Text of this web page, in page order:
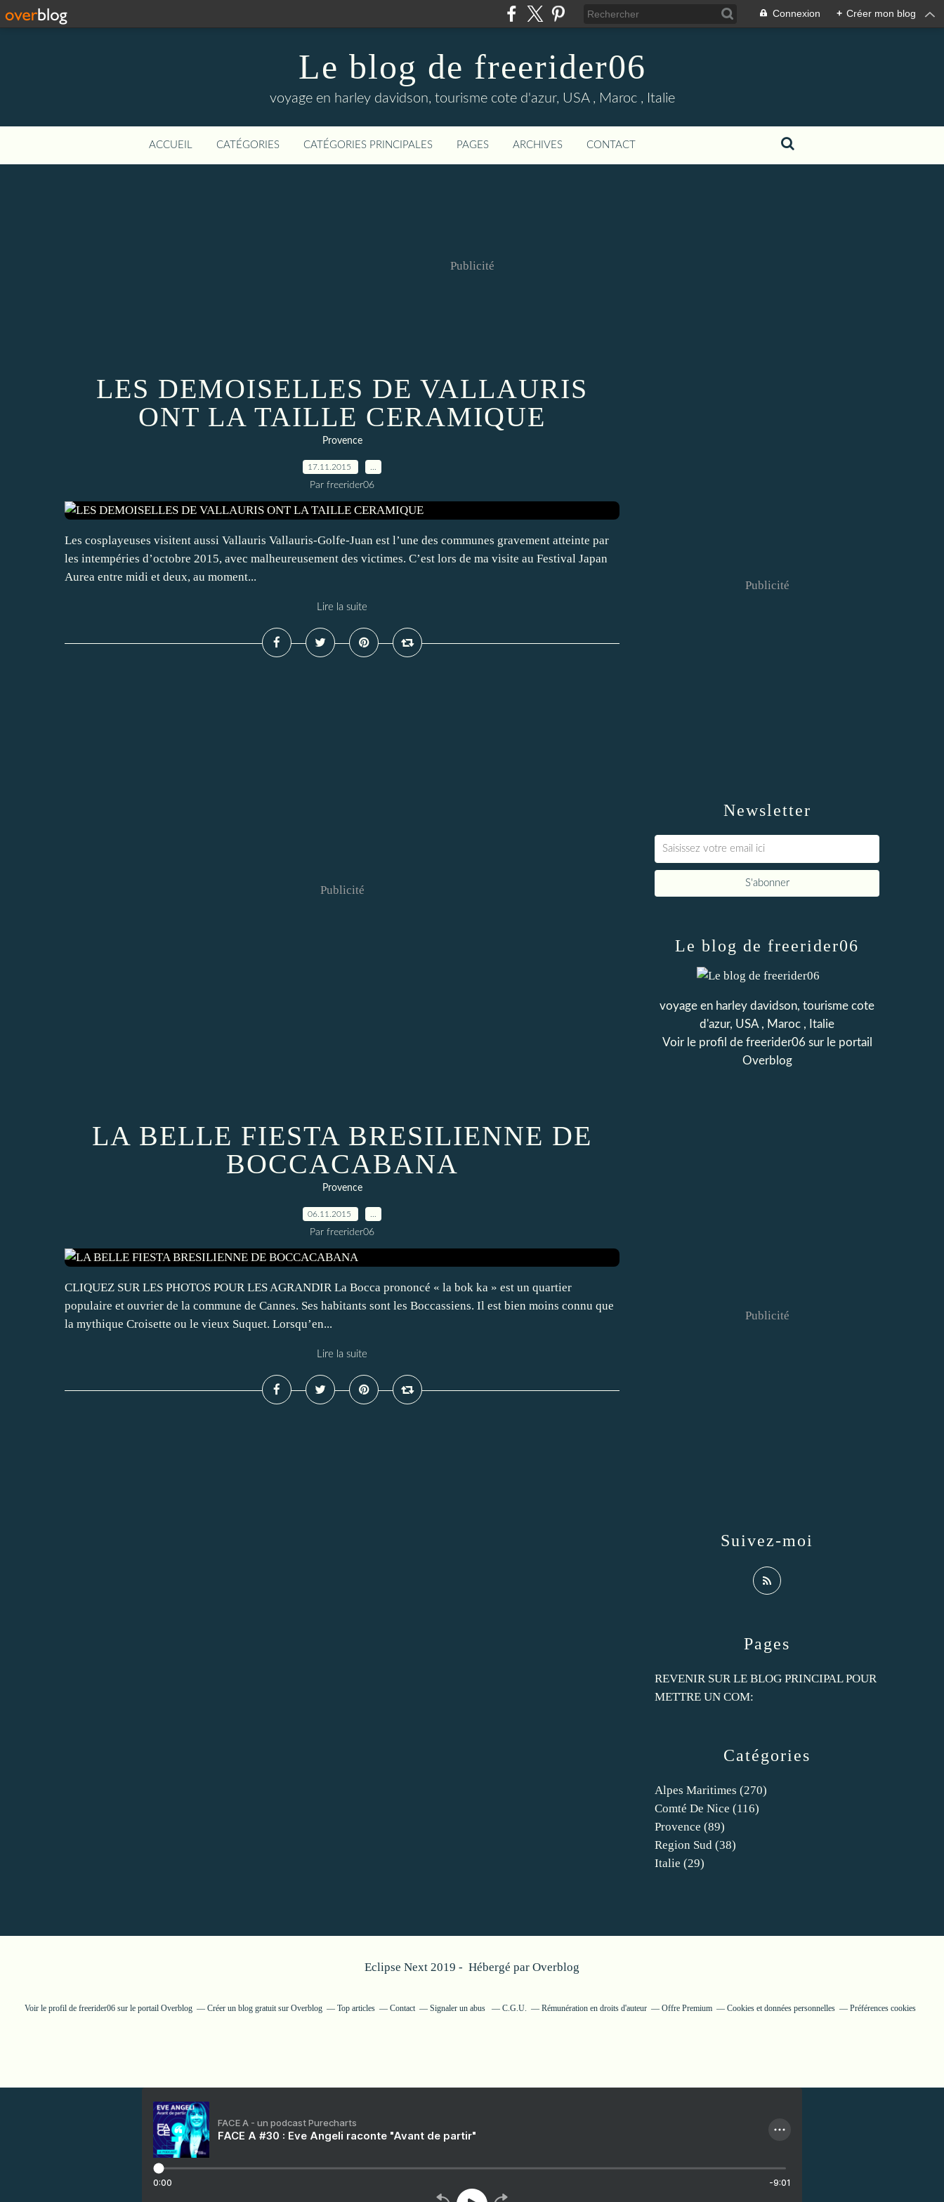
Connexion + Créer mon blog
Le blog de freerider06
voyage en harley davidson, tourisme cote d'azur, USA , Maroc , Italie
ACCUEIL CATÉGORIES CATÉGORIES PRINCIPALES PAGES ARCHIVES CONTACT
Publicité
LES DEMOISELLES DE VALLAURIS
ONT LA TAILLE CERAMIQUE
Provence
17.11.2015
Par freerider06
Les cosplayeuses visitent aussi Vallauris Vallauris-Golfe-Juan est l’une des communes gravement atteinte par
les intempéries d’octobre 2015, avec malheureusement des victimes. C’est lors de ma visite au Festival Japan
Aurea entre midi et deux, au moment...
Lire la suite
Publicité
LA BELLE FIESTA BRESILIENNE DE
BOCCACABANA
Provence
06.11.2015
Par freerider06
CLIQUEZ SUR LES PHOTOS POUR LES AGRANDIR La Bocca prononcé « la bok ka » est un quartier
populaire et ouvrier de la commune de Cannes. Ses habitants sont les Boccassiens. Il est bien moins connu que
la mythique Croisette ou le vieux Suquet. Lorsqu’en...
Lire la suite
Newsletter
Publicité
Catégories
Alpes Maritimes (270)
Comté De Nice (116)
Provence (89)
Region Sud (38)
Italie (29)
Pages
REVENIR SUR LE BLOG PRINCIPAL POUR
METTRE UN COM:
Le blog de freerider06
voyage en harley davidson, tourisme cote
d'azur, USA , Maroc , Italie
Voir le profil de freerider06 sur le portail
Overblog
Suivez-moi
Publicité
Eclipse Next 2019 - Hébergé par Overblog
Voir le profil de freerider06sur le portail Overblog Créer un blog gratuit sur Overblog Top articles Contact Signaler un abus C.G.U. Rémunération en droits d'auteur Offre Premium Cookies et données personnelles Préférences cookies
FACE A - un podcast Purecharts
FACE A #30 : Eve Angeli raconte "Avant de partir"
0:00 -9:01